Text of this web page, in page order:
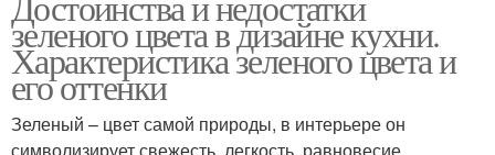
зеленого цвета в дизайне кухни.
Характеристика зеленого цвета и
его оттенки
Зеленый – цвет самой природы, в интерьере он